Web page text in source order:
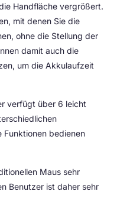
Handfläche vergrößert.
mit denen Sie die
ohne die Stellung der
damit auch die
um die Akkulaufzeit
verfügt über 6 leicht
Funktionen bedienen
Maus sehr
Benutzer ist daher sehr